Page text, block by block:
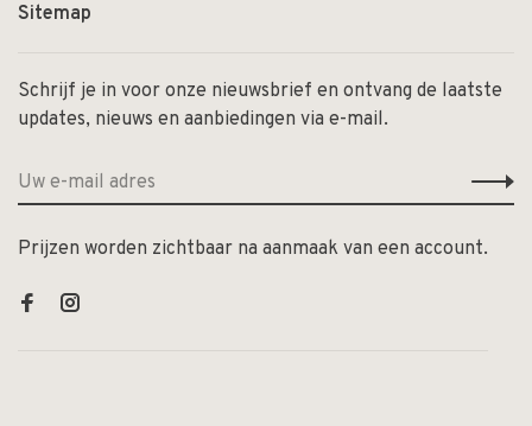
Sitemap
Schrijf je in voor onze nieuwsbrief en ontvang de laatste
updates, nieuws en aanbiedingen via e-mail.
Prijzen worden zichtbaar na aanmaak van een account.